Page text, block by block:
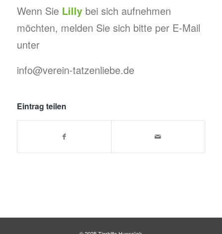
Wenn SieLillybei sich aufnehmen
möchten, melden Sie sich bitte per E-Mail
unter
info@verein-tatzenliebe.de
Eintrag teilen